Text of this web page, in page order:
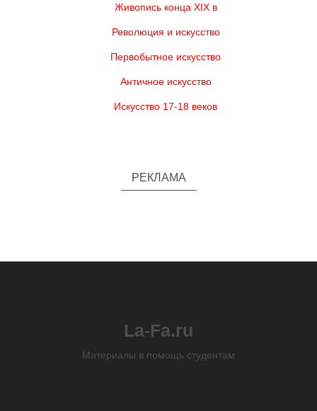
Живопись конца XIX в
Революция и искусство
Первобытное искусство
Античное искусство
Искусство 17-18 веков
РЕКЛАМА
La-Fa.ru
Материалы в помощь студентам